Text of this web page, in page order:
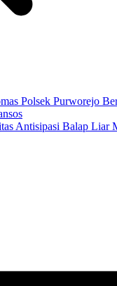
Polsek Purworejo
Antisipasi Balap Liar